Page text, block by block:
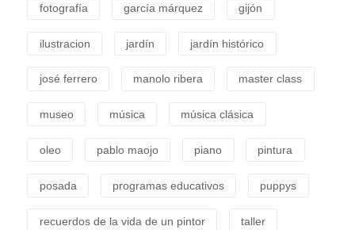
fotografía garcía márquez gijón
ilustracion jardín jardín histórico
josé ferrero manolo ribera master class
museo música música clásica
oleo pablo maojo piano pintura
posada programas educativos puppys
recuerdos de la vida de un pintor taller